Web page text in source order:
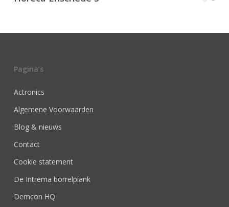
Pagina’s
Actronics
Algemene Voorwaarden
Blog & nieuws
Contact
Cookie statement
De Intrema borrelplank
Demcon HQ